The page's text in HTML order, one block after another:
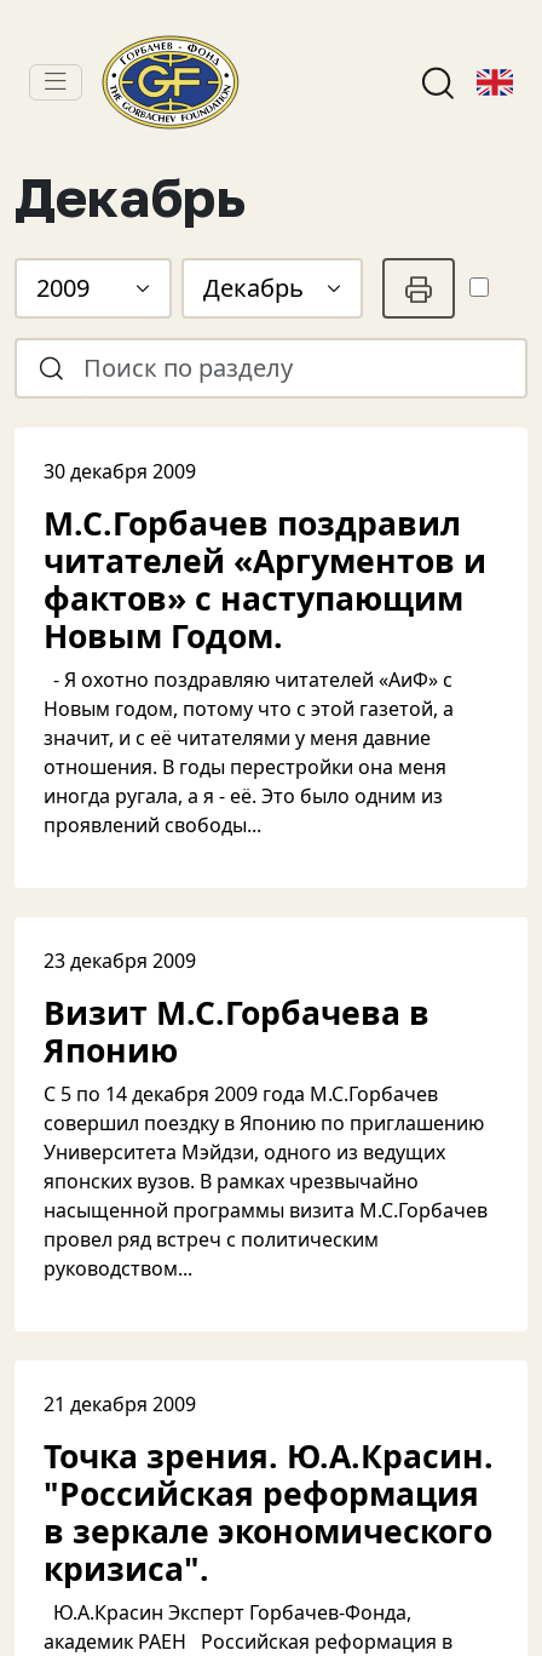
Декабрь
2009 Декабрь
30 декабря 2009
М.С.Горбачев поздравил
читателей «Аргументов и
фактов» с наступающим
Новым Годом.
- Я охотно поздравляю читателей «АиФ» с
Новым годом, потому что с этой газетой, а
значит, и с её читателями у меня давние
отношения. В годы перестройки она меня
иногда ругала, а я - её. Это было одним из
проявлений свободы...
23 декабря 2009
Визит М.С.Горбачева в
Японию
С 5 по 14 декабря 2009 года М.С.Горбачев
совершил поездку в Японию по приглашению
Университета Мэйдзи, одного из ведущих
японских вузов. В рамках чрезвычайно
насыщенной программы визита М.С.Горбачев
провел ряд встреч с политическим
руководством...
21 декабря 2009
Точка зрения. Ю.А.Красин.
"Российская реформация
в зеркале экономического
кризиса".
Ю.А.Красин Эксперт Горбачев-Фонда,
академик РАЕН Российская реформация в